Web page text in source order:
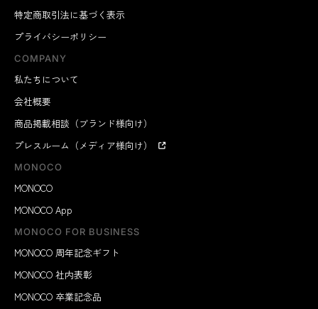
特定商取引法に基づく表示
プライバシーポリシー
COMPANY
私たちについて
会社概要
商品掲載相談（ブランド様向け）
プレスルーム（メディア様向け）
MONOCO
MONOCO
MONOCO App
MONOCO FOR BUSINESS
MONOCO 周年記念ギフト
MONOCO 社内表彰
MONOCO 卒業記念品